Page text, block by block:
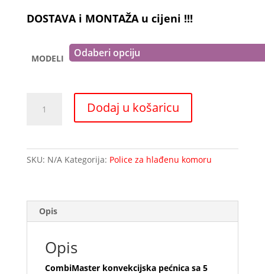
DOSTAVA i MONTAŽA u cijeni !!!
MODELI
parno
konvekcijska
količina
Dodaj u košaricu
SKU: N/A Kategorija: Police za hlađenu komoru
Opis
Opis
CombiMaster konvekcijska pećnica sa 5